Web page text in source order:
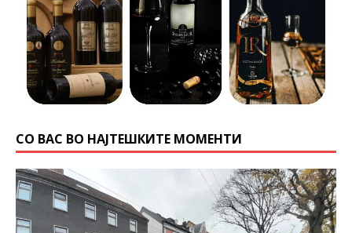
СО ВАС ВО НАЈТЕШКИТЕ МОМЕНТИ